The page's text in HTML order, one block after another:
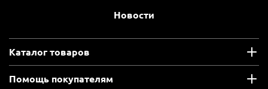
Новости
Каталог товаров
Помощь покупателям